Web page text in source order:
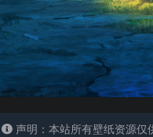
声明：本站所有壁纸资源仅